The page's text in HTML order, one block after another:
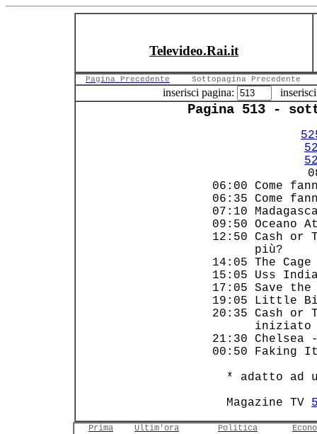
Televideo.Rai.it
Pagina Precedente Sottopagina Precedente
inserisci pagina:
Pagina 513 -
06:00
06:35
07:10
09:50
12:50 Cash
14:05 The
15:05
17:05 Save
19:05
20:35 Cash
21:30
00:50
* adatto ad
   Magazine TV
Prima Ultim'ora Politica